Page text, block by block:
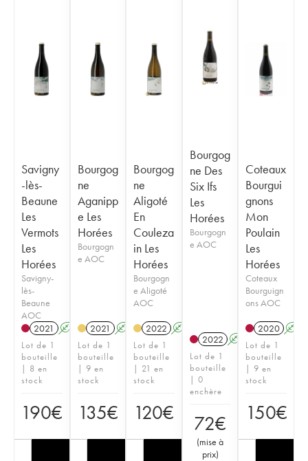
Savigny
-lès-
Beaune
Les
Vermots
Les
Horées
Savigny-
lès-
Beaune
AOC
2021
A K
Lot de 1
bouteille
| 8 en
stock
190€
Bourgog
ne
Aganipp
e Les
Horées
Bourgogn
e AOC
2021 A K
Lot de 1
bouteille
| 9 en
stock
135€
Bourgog
ne
Aligoté
En
Couleza
in Les
Horées
Bourgogn
e Aligoté
AOC
2022 A
Lot de 1
bouteille
| 21 en
stock
120€
Bourgog
ne Des
Six Ifs
Les
Horées
Bourgogn
e AOC
2022 A
Lot de 1
bouteille
| 0
enchère
72€
(mise à
prix)
Coteaux
Bourgui
gnons
Mon
Poulain
Les
Horées
Coteaux
Bourguign
ons AOC
2020 A
Lot de 1
bouteille
| 9 en
stock
150€